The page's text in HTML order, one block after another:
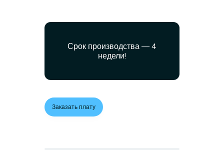
Срок производства — 4
недели!
Заказать плату